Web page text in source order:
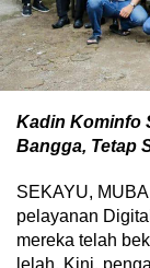
Kadin Kominfo
Bangga, Tetap
SEKAYU,
pelayanan
mereka telah